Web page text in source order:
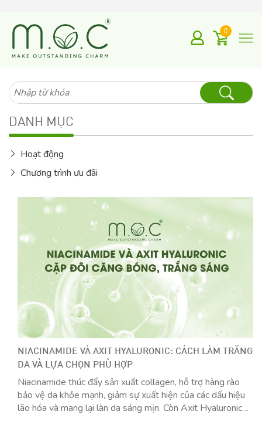
0
Tìm
kiếm
cho:
DANH MỤC
Hoạt động
Chương trình ưu đãi
NIACINAMIDE VÀ AXIT HYALURONIC: CÁCH LÀM TRẮNG
DA VÀ LỰA CHỌN PHÙ HỢP
Niacinamide thúc đẩy sản xuất collagen, hỗ trợ hàng rào
bảo vệ da khỏe mạnh, giảm sự xuất hiện của các dấu hiệu
lão hóa và mang lại làn da sáng mịn. Còn Axit Hyaluronic